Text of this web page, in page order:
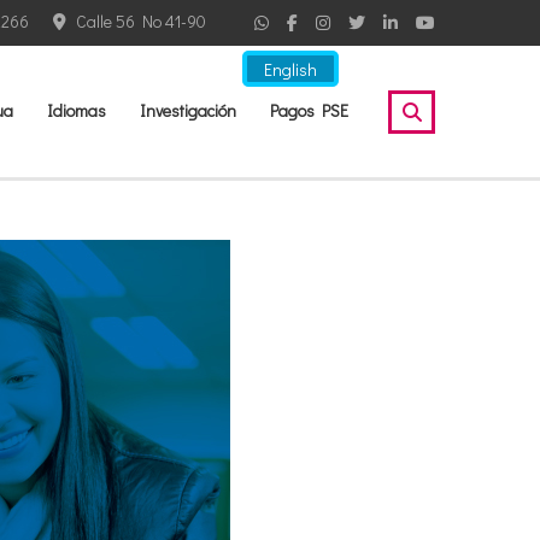
English
Calle 56 No 41-90
Idiomas Investigación Pagos PSE